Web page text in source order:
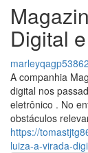
Digital
A companhia
digital nos
eletrônico . No
obstáculos
https://
luiza-a-virada-